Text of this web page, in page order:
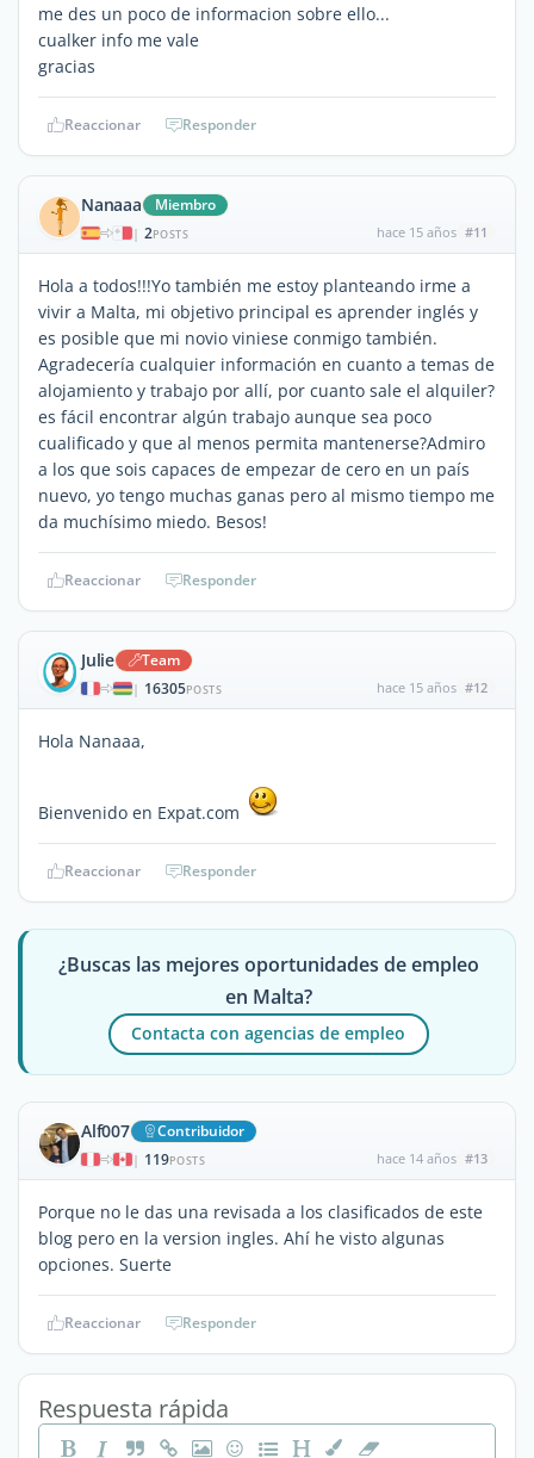
me des un poco de informacion sobre ello...
cualker info me vale
gracias
Reaccionar Responder
Nanaaa Miembro
| 2POSTS hace 15 años #11
Hola a todos!!!Yo también me estoy planteando irme a
vivir a Malta, mi objetivo principal es aprender inglés y
es posible que mi novio viniese conmigo también.
Agradecería cualquier información en cuanto a temas de
alojamiento y trabajo por allí, por cuanto sale el alquiler?
es fácil encontrar algún trabajo aunque sea poco
cualificado y que al menos permita mantenerse?Admiro
a los que sois capaces de empezar de cero en un país
nuevo, yo tengo muchas ganas pero al mismo tiempo me
da muchísimo miedo. Besos!
Reaccionar Responder
Julie Team
| 16305POSTS hace 15 años #12
Hola Nanaaa,
Bienvenido en Expat.com
Reaccionar Responder
¿Buscas las mejores oportunidades de empleo
en Malta?
Contacta con agencias de empleo
Alf007 Contribuidor
| 119POSTS hace 14 años #13
Porque no le das una revisada a los clasificados de este
blog pero en la version ingles. Ahí he visto algunas
opciones. Suerte
Reaccionar Responder
Respuesta rápida